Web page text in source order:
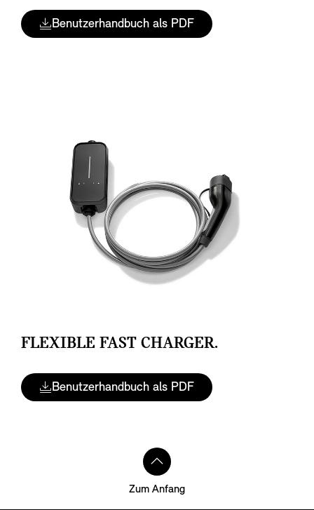
Benutzerhandbuch als PDF
FLEXIBLE FAST CHARGER.
Benutzerhandbuch als PDF
Zum Anfang